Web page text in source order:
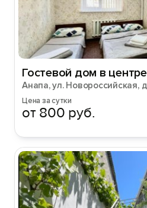
Гостевой дом в
Анапа, ул. Новороссийская,
Цена за сутки
от 800 руб.